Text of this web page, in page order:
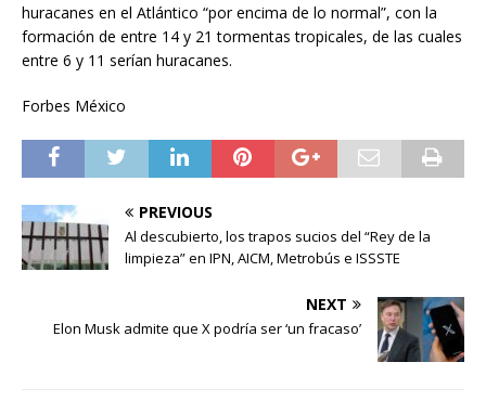
huracanes en el Atlántico “por encima de lo normal”, con la
formación de entre 14 y 21 tormentas tropicales, de las cuales
entre 6 y 11 serían huracanes.
Forbes México
PREVIOUS
Al descubierto, los trapos sucios del “Rey de la
limpieza” en IPN, AICM, Metrobús e ISSSTE
NEXT
Elon Musk admite que X podría ser ‘un fracaso’